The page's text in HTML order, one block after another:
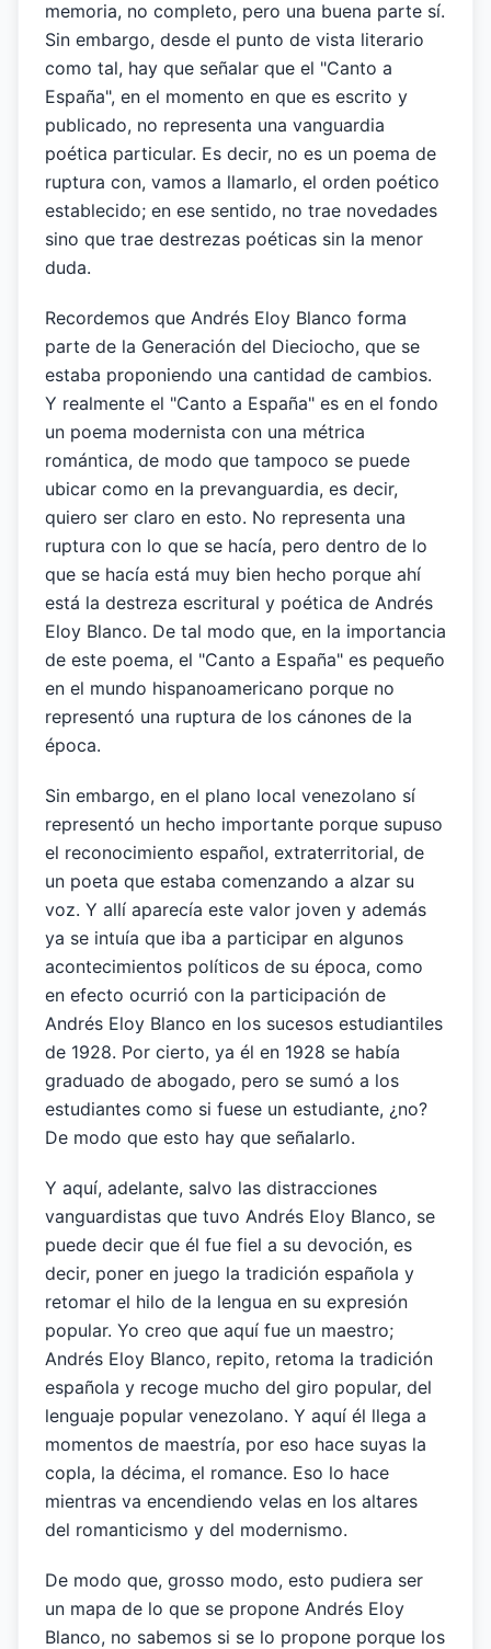
memoria, no completo, pero una buena parte sí.
Sin embargo, desde el punto de vista literario
como tal, hay que señalar que el "Canto a
España", en el momento en que es escrito y
publicado, no representa una vanguardia
poética particular. Es decir, no es un poema de
ruptura con, vamos a llamarlo, el orden poético
establecido; en ese sentido, no trae novedades
sino que trae destrezas poéticas sin la menor
duda.
Recordemos que Andrés Eloy Blanco forma
parte de la Generación del Dieciocho, que se
estaba proponiendo una cantidad de cambios.
Y realmente el "Canto a España" es en el fondo
un poema modernista con una métrica
romántica, de modo que tampoco se puede
ubicar como en la prevanguardia, es decir,
quiero ser claro en esto. No representa una
ruptura con lo que se hacía, pero dentro de lo
que se hacía está muy bien hecho porque ahí
está la destreza escritural y poética de Andrés
Eloy Blanco. De tal modo que, en la importancia
de este poema, el "Canto a España" es pequeño
en el mundo hispanoamericano porque no
representó una ruptura de los cánones de la
época.
Sin embargo, en el plano local venezolano sí
representó un hecho importante porque supuso
el reconocimiento español, extraterritorial, de
un poeta que estaba comenzando a alzar su
voz. Y allí aparecía este valor joven y además
ya se intuía que iba a participar en algunos
acontecimientos políticos de su época, como
en efecto ocurrió con la participación de
Andrés Eloy Blanco en los sucesos estudiantiles
de 1928. Por cierto, ya él en 1928 se había
graduado de abogado, pero se sumó a los
estudiantes como si fuese un estudiante, ¿no?
De modo que esto hay que señalarlo.
Y aquí, adelante, salvo las distracciones
vanguardistas que tuvo Andrés Eloy Blanco, se
puede decir que él fue fiel a su devoción, es
decir, poner en juego la tradición española y
retomar el hilo de la lengua en su expresión
popular. Yo creo que aquí fue un maestro;
Andrés Eloy Blanco, repito, retoma la tradición
española y recoge mucho del giro popular, del
lenguaje popular venezolano. Y aquí él llega a
momentos de maestría, por eso hace suyas la
copla, la décima, el romance. Eso lo hace
mientras va encendiendo velas en los altares
del romanticismo y del modernismo.
De modo que, grosso modo, esto pudiera ser
un mapa de lo que se propone Andrés Eloy
Blanco, no sabemos si se lo propone porque los